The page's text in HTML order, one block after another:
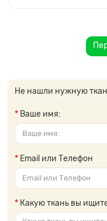
Не нашли нужную
Ваше имя:
Email или Телефон
Какую ткань вы